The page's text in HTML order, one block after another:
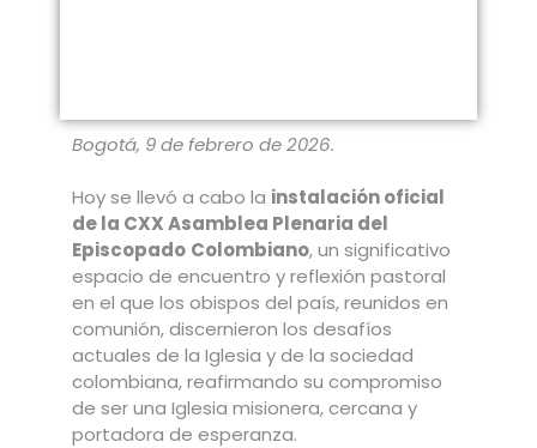
Bogotá, 9 de febrero de 2026.
Hoy se llevó a cabo la instalación oficial
de la CXX Asamblea Plenaria del
Episcopado Colombiano, un significativo
espacio de encuentro y reflexión pastoral
en el que los obispos del país, reunidos en
comunión, discernieron los desafíos
actuales de la Iglesia y de la sociedad
colombiana, reafirmando su compromiso
de ser una Iglesia misionera, cercana y
portadora de esperanza.